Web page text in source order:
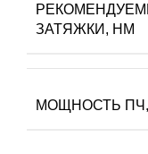
ЗАТЯЖКИ, НМ
МОЩНОСТЬ ПЧ,